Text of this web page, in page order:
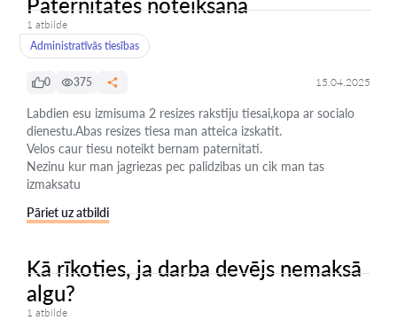
1 atbilde
Administratīvās tiesības
0 375 15.04.2025
Labdien esu izmisuma 2 resizes rakstiju tiesai,kopa ar socialo
dienestu.Abas resizes tiesa man atteica izskatit.
Velos caur tiesu noteikt bernam paternitati.
Nezinu kur man jagriezas pec palidzibas un cik man tas
izmaksatu
Pāriet uz atbildi
Kā rīkoties, ja darba devējs nemaksā
algu?
1 atbilde